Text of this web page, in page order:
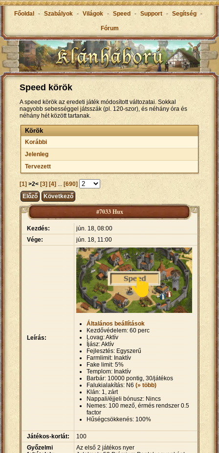
Főoldal - Szabályok - Világok - Speed - Support - Segítség -
Fórum
Speed körök
A speed körök az eredeti játék módosított változatai. Sokkal
nagyobb sebességgel játsszák (pl. 120-szor), és néhány óra és
néhány hét között tartanak.
Körök
Korábbi
Jelenleg
Tervezett
[1] >2<[3] [4] ... [690]
Előző
Következő
#7033 Hux
Kezdés:
jún. 18, 08:00
Vége:
jún. 18, 11:00
Leírás:
Általános beállítások
Kezdővédelem: 60 perc
Lovag: Aktív
Íjász: Aktív
Fejlesztés: Egyszerű
Farmlimit: Inaktív
Fake limit: 5%
Templom: Inaktív
Barbár: 10000 pontig, 30/játékos
Falukialakítás: N6 (» több)
Klán: 1, zárt
Nappali/éjjeli bónusz: Nincs
Nemes: 100 mező, érmés rendszer 0.5
factor
Hűségcsökkenés: 100%
Játékos-korlát:
100
Győzelmi
Az első 2 játékos nyer